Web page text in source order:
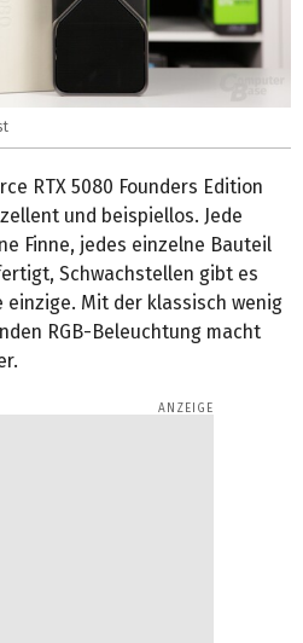
RTX 5080 Founders Edition
und beispiellos. Jede
Finne, jedes einzelne Bauteil
Schwachstellen gibt es
Mit der klassisch wenig
RGB-Beleuchtung macht